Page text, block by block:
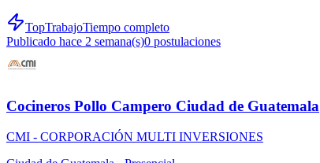
TopTrabajoTiempo completo
Publicado hace 2 semana(s)0 postulaciones
Cocineros Pollo Campero Ciudad de Guatemala
CMI - CORPORACIÓN MULTI INVERSIONES